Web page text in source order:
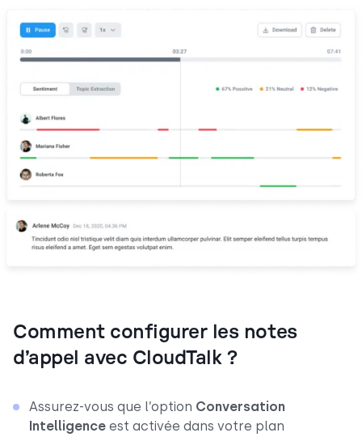
Comment configurer les notes
d’appel avec CloudTalk ?
Assurez-vous que l’option Conversation
Intelligence est activée dans votre plan